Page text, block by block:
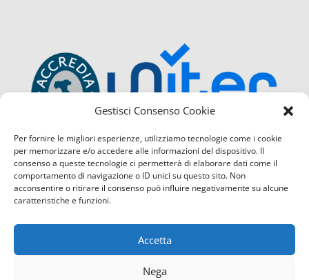
Gestisci Consenso Cookie
Per fornire le migliori esperienze, utilizziamo tecnologie come i cookie
per memorizzare e/o accedere alle informazioni del dispositivo. Il
consenso a queste tecnologie ci permetterà di elaborare dati come il
comportamento di navigazione o ID unici su questo sito. Non
acconsentire o ritirare il consenso può influire negativamente su alcune
caratteristiche e funzioni.
Accetta
Nega